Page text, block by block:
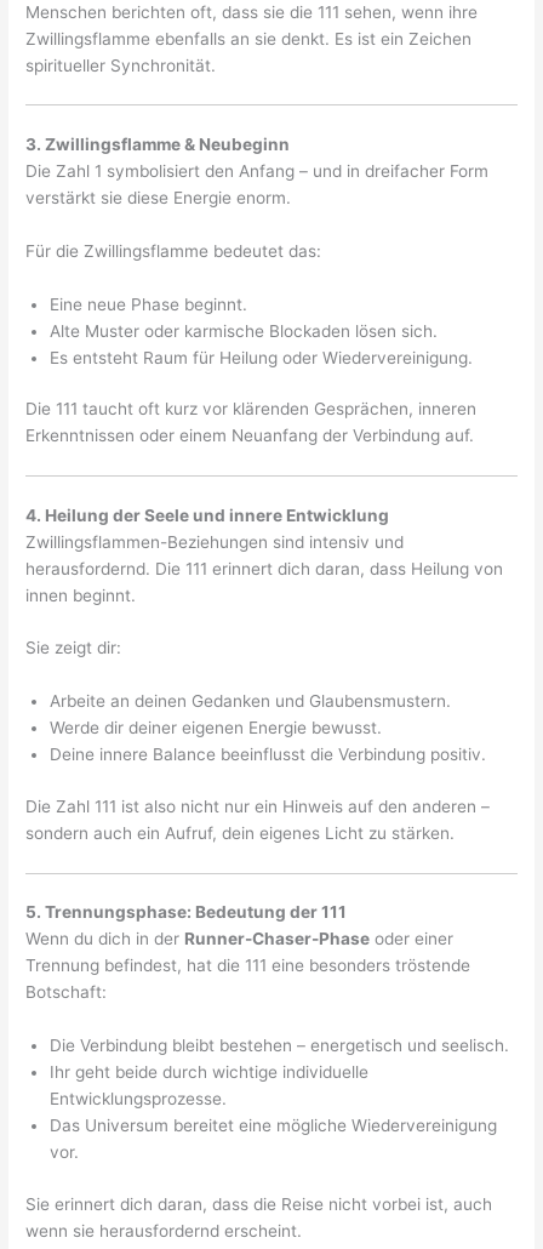
Menschen berichten oft, dass sie die 111 sehen, wenn ihre
Zwillingsflamme ebenfalls an sie denkt. Es ist ein Zeichen
spiritueller Synchronität.
3. Zwillingsflamme & Neubeginn
Die Zahl 1 symbolisiert den Anfang – und in dreifacher Form
verstärkt sie diese Energie enorm.
Für die Zwillingsflamme bedeutet das:
Eine neue Phase beginnt.
Alte Muster oder karmische Blockaden lösen sich.
Es entsteht Raum für Heilung oder Wiedervereinigung.
Die 111 taucht oft kurz vor klärenden Gesprächen, inneren
Erkenntnissen oder einem Neuanfang der Verbindung auf.
4. Heilung der Seele und innere Entwicklung
Zwillingsflammen-Beziehungen sind intensiv und
herausfordernd. Die 111 erinnert dich daran, dass Heilung von
innen beginnt.
Sie zeigt dir:
Arbeite an deinen Gedanken und Glaubensmustern.
Werde dir deiner eigenen Energie bewusst.
Deine innere Balance beeinflusst die Verbindung positiv.
Die Zahl 111 ist also nicht nur ein Hinweis auf den anderen –
sondern auch ein Aufruf, dein eigenes Licht zu stärken.
5. Trennungsphase: Bedeutung der 111
Wenn du dich in der Runner-Chaser-Phase oder einer
Trennung befindest, hat die 111 eine besonders tröstende
Botschaft:
Die Verbindung bleibt bestehen – energetisch und seelisch.
Ihr geht beide durch wichtige individuelle
Entwicklungsprozesse.
Das Universum bereitet eine mögliche Wiedervereinigung
vor.
Sie erinnert dich daran, dass die Reise nicht vorbei ist, auch
wenn sie herausfordernd erscheint.